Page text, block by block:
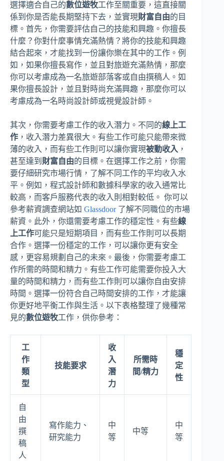
選擇適合自己的數位遊牧工作至關重要，這直接關
係到你是否能長期堅持下去，並實現財富自由的目
標。首先，你需要評估自己的技能和興趣。你擅長
什麼？你對什麼事情充滿熱情？將你的技能和興趣
結合起來，才能找到一份讓你樂在其中的工作。例
如，如果你擅長寫作，並且對旅遊充滿熱情，那麼
你可以考慮成為一名旅遊部落客或自由撰稿人。如
果你擅長設計，並且對時尚充滿興趣，那麼你可以
考慮成為一名時尚設計師或視覺設計師。
其次，你需要考慮工作的收入潛力。不同的線上工
作 ，收入潛力差異很大。有些工作可能只能帶來微
薄的收入，而有些工作則可以讓你實現被動收入 ，
甚至達到 財富自由的目標。在選擇工作之前，你需
要仔細研究市場行情，了解不同工作的平均收入水
平。例如，程式設計師和數據科學家的收入通常比
較高，而客戶服務代表的收入則相對較低。 你可以
參考薪資調查網站如 Glassdoor了解不同職位的市場
薪資。此外，你還需要考慮工作的穩定性。有些線
上工作可能只是短期項目，而有些工作則可以長期
合作。選擇一份穩定的工作，可以讓你更有安全
感，更容易規劃自己的未來。最後，你需要考慮工
作所需的時間和精力。有些工作可能需要你投入大
量的時間和精力，而有些工作則可以讓你自由安排
時間。選擇一份符合自己時間安排的工作，才能讓
你更好地平衡工作與生活。以下表格整理了幾種常
見的數位遊牧工作，供你參考：
工
作
類
型
技能要求
收
入
潛
力
所需時
間/精力
穩
定
性
自
由
撰
稿
人
寫作能力、
研究能力
中
等
中等
中
等